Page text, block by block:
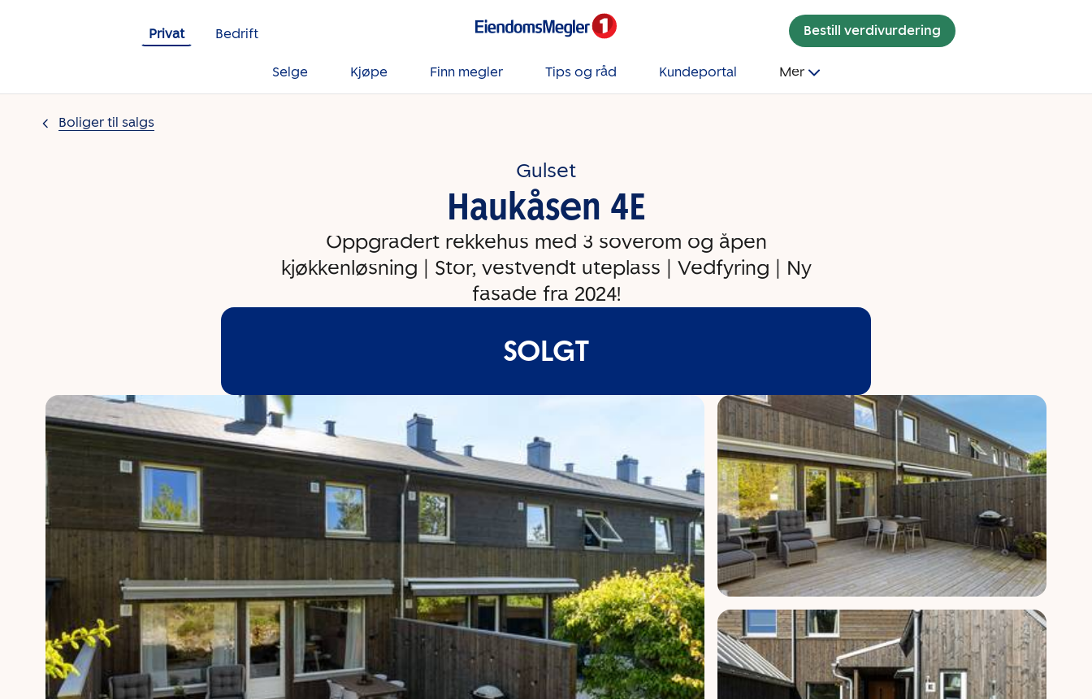
Privat
Bedrift Bestill verdivurdering
Selge Kjøpe Finn megler Tips og råd Kundeportal Mer
Boliger til salgs
Gulset
Haukåsen 4E
Oppgradert rekkehus med 3 soverom og åpen
kjøkkenløsning | Stor, vestvendt uteplass | Vedfyring | Ny
fasade fra 2024!
SOLGT